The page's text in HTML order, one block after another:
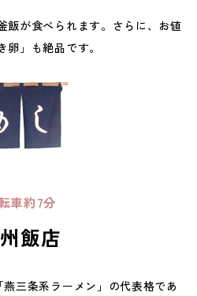
飯が食べられます。さらに、お値
」も絶品です。
車約7分
飯店
三条系ラーメン」の代表格であ